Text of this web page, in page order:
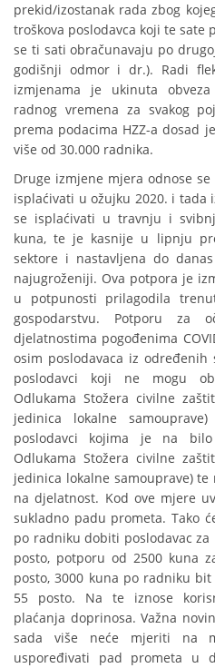
prekid/izostanak rada zbog
troškova poslodavca koji te sate
se ti sati obračunavaju po
godišnji odmor i dr.). Radi
izmjenama je ukinuta
radnog vremena za svakog
prema podacima HZZ-a dosad
više od 30.000 radnika.
Druge izmjene mjera odnose
isplaćivati u ožujku 2020. i tada
se isplaćivati u travnju i
kuna, te je kasnije u lipnju
sektore i nastavljena do
najugroženiji. Ova potpora je
u potpunosti prilagodila
gospodarstvu. Potporu za
djelatnostima pogođenima
osim poslodavaca iz
poslodavci koji ne mogu
Odlukama Stožera civilne
jedinica lokalne
poslodavci kojima je na
Odlukama Stožera civilne
jedinica lokalne samouprave)
na djelatnost. Kod ove mjere
sukladno padu prometa. Tako
po radniku dobiti poslodavac
posto, potporu od 2500 kuna
posto, 3000 kuna po radniku
55 posto. Na te iznose
plaćanja doprinosa. Važna
sada više neće mjeriti na
uspoređivati pad prometa u